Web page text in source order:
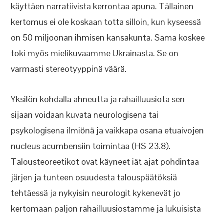
käyttäen narratiivista kerrontaa apuna. Tällainen
kertomus ei ole koskaan totta silloin, kun kyseessä
on 50 miljoonan ihmisen kansakunta. Sama koskee
toki myös mielikuvaamme Ukrainasta. Se on
varmasti stereotyyppinä väärä.
Yksilön kohdalla ahneutta ja rahailluusiota sen
sijaan voidaan kuvata neurologisena tai
psykologisena ilmiönä ja vaikkapa osana etuaivojen
nucleus acumbensiin toimintaa (HS 23.8).
Talousteoreetikot ovat käyneet iät ajat pohdintaa
järjen ja tunteen osuudesta talouspäätöksiä
tehtäessä ja nykyisin neurologit kykenevät jo
kertomaan paljon rahailluusiostamme ja lukuisista